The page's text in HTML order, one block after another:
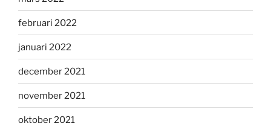
februari 2022
januari 2022
december 2021
november 2021
oktober 2021